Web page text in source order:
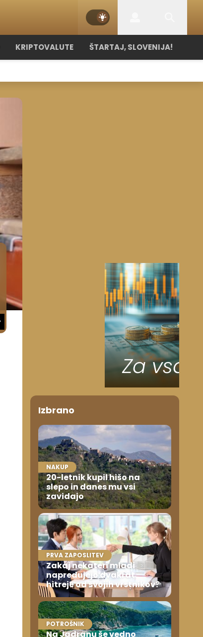
KRIPTOVALUTE ŠTARTAJ, SLOVENIJA!
Izbrano
NAKUP
20-letnik kupil hišo na
slepo in danes mu vsi
zavidajo
PRVA ZAPOSLITEV
Zakaj nekateri mladi
napredujejo dvakrat
hitreje od svojih vrstnikov?
POTROŠNIK
Na Jadranu še vedno